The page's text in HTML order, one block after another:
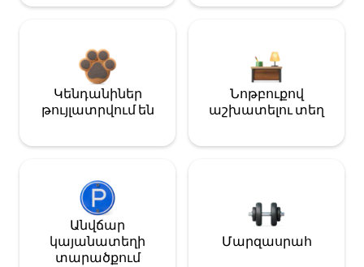
Կենդանիներ
թույլատրվում են
Նոթբուքով
աշխատելու տեղ
Անվճար
կայանատեղի
տարածքում
Մարզասրահ